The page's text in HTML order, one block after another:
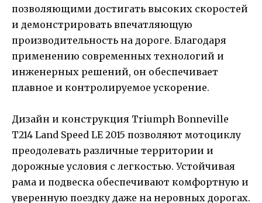
позволяющими достигать высоких скоростей
и демонстрировать впечатляющую
производительность на дороге. Благодаря
применению современных технологий и
инженерных решений, он обеспечивает
плавное и контролируемое ускорение.
Дизайн и конструкция Triumph Bonneville
T214 Land Speed LE 2015 позволяют мотоциклу
преодолевать различные территории и
дорожные условия с легкостью. Устойчивая
рама и подвеска обеспечивают комфортную и
уверенную поездку даже на неровных дорогах.